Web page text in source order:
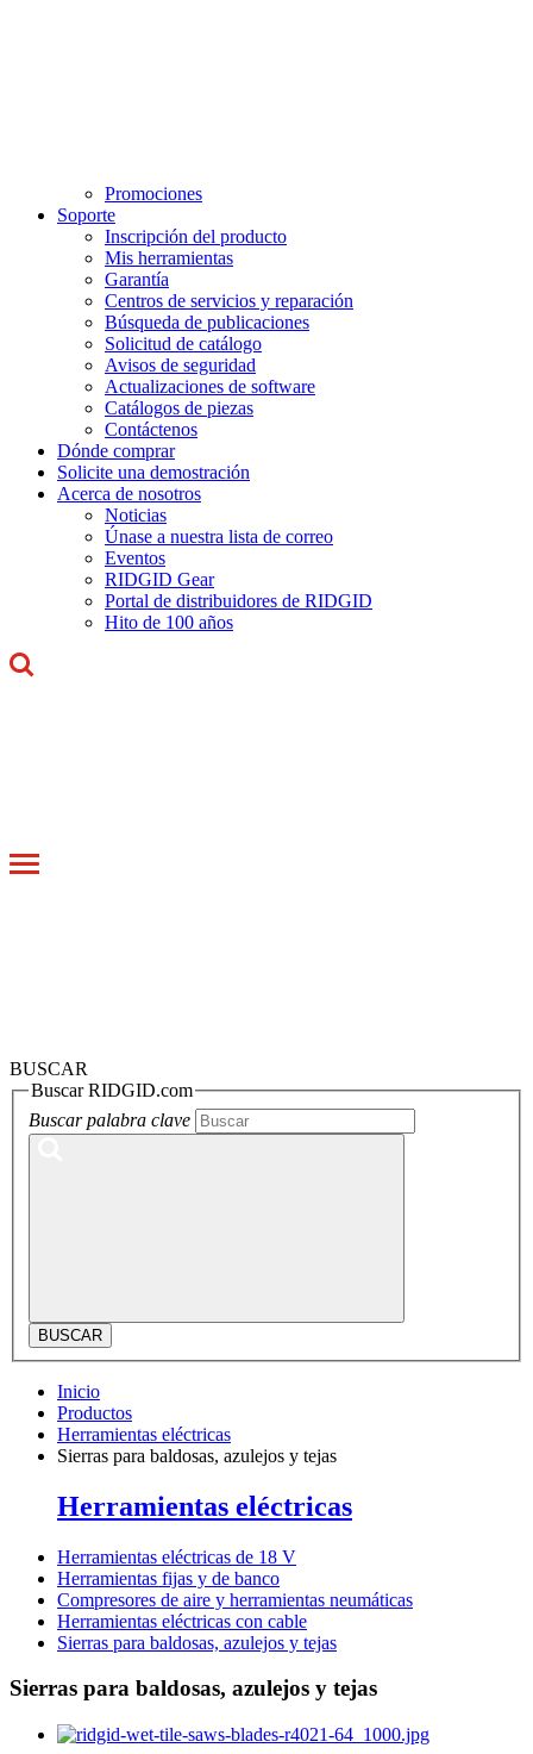
Promociones
Soporte
Inscripción del producto
Mis herramientas
Garantía
Centros de servicios y reparación
Búsqueda de publicaciones
Solicitud de catálogo
Avisos de seguridad
Actualizaciones de software
Catálogos de piezas
Contáctenos
Dónde comprar
Solicite una demostración
Acerca de nosotros
Noticias
Únase a nuestra lista de correo
Eventos
RIDGID Gear
Portal de distribuidores de RIDGID
Hito de 100 años
Toggle
BUSCAR
Buscar RIDGID.com
Buscar palabra clave
BUSCAR
Inicio
Productos
Herramientas eléctricas
Sierras para baldosas, azulejos y tejas
Herramientas eléctricas
Herramientas eléctricas de 18 V
Herramientas fijas y de banco
Compresores de aire y herramientas neumáticas
Herramientas eléctricas con cable
Sierras para baldosas, azulejos y tejas
Sierras para baldosas, azulejos y tejas